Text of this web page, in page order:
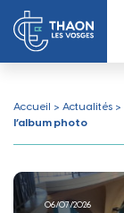
Accueil > Actualités >
l’album photo
06/07/2026